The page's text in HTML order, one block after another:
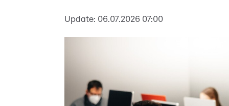
Update: 06.07.2026 07:00